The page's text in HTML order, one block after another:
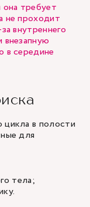
требует
не проходит
внутреннего
внезапную
в середине
цикла в полости
для
тела;